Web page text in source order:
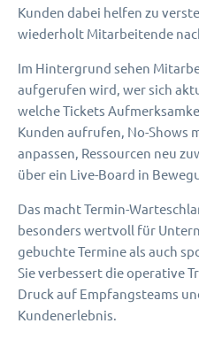
Kunden dabei helfen zu
wiederholt Mitarbeitende
Im Hintergrund sehen
aufgerufen wird, wer sich
welche Tickets
Kunden aufrufen, No-Shows
anpassen, Ressourcen neu
über ein Live-Board in
Das macht Termin-
besonders wertvoll für
gebuchte Termine als auch
Sie verbessert die operative
Druck auf Empfangsteams
Kundenerlebnis.